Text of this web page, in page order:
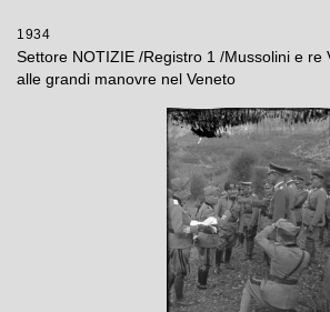
1934
Settore NOTIZIE /Registro 1 /Mussolini e re
alle grandi manovre nel Veneto